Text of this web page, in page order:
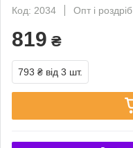
Код: 2034
Опт і роздріб
819 ₴
793 ₴ від 3 шт.